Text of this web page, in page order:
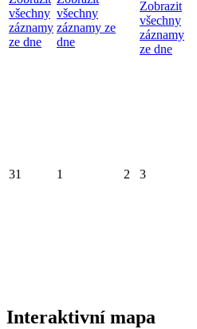
všechny
záznamy
ze dne
všechny
záznamy ze
dne
Zobrazit
všechny
záznamy
ze dne
31 1 2 3
Interaktivní mapa